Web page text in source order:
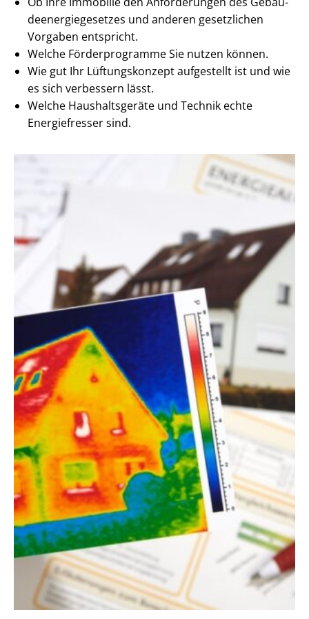
de­en­er­gie­ge­set­zes und anderen gesetzlichen
Vorgaben entspricht.
Welche Förderprogramme Sie nutzen können.
Wie gut Ihr Lüftungskonzept aufgestellt ist und wie
es sich verbessern lässt.
Welche Haushaltsgeräte und Technik echte
Energiefresser sind.